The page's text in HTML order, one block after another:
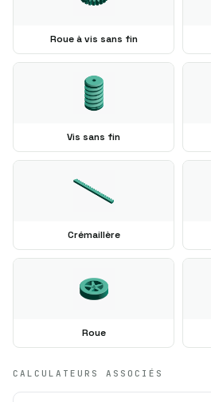
Roue à vis sans fin
Vis sans fin
Crémaillère
Roue
CALCULATEURS ASSOCIÉS